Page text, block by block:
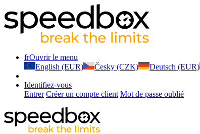
frOuvrir le menu
English (EUR)
Česky (CZK) Deutsch (EUR)
Identifiez-vous
Entrer Créer un compte client Mot de passe oublié